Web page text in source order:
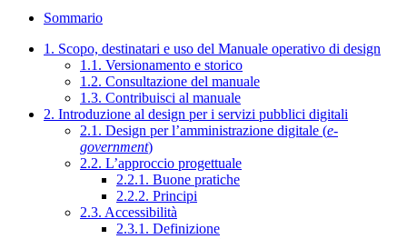
Sommario
1. Scopo, destinatari e uso del Manuale operativo di design
1.1. Versionamento e storico
1.2. Consultazione del manuale
1.3. Contribuisci al manuale
2. Introduzione al design per i servizi pubblici digitali
2.1. Design per l’amministrazione digitale (e-
government)
2.2. L’approccio progettuale
2.2.1. Buone pratiche
2.2.2. Principi
2.3. Accessibilità
2.3.1. Definizione